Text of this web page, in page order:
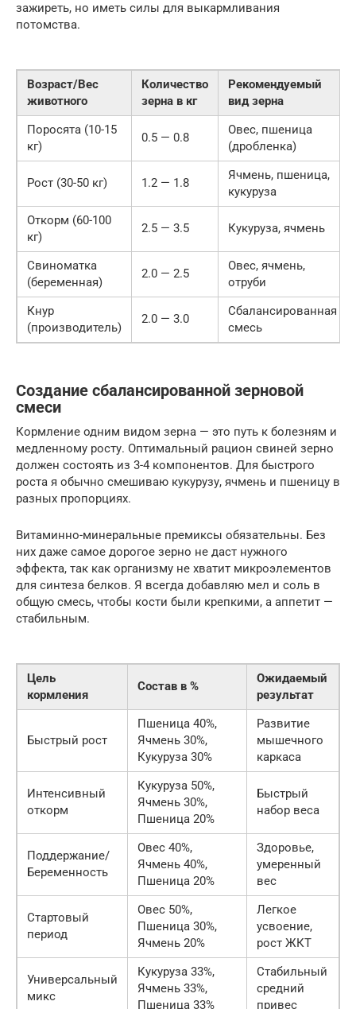
зажиреть, но иметь силы для выкармливания
потомства.
Возраст/Вес
животного
Количество
зерна в кг
Рекомендуемый
вид зерна
Поросята (10-15
кг)
0.5 — 0.8
Овес, пшеница
(дробленка)
Рост (30-50 кг) 1.2 — 1.8
Ячмень, пшеница,
кукуруза
Откорм (60-100
кг)
2.5 — 3.5 Кукуруза, ячмень
Свиноматка
(беременная)
2.0 — 2.5
Овес, ячмень,
отруби
Кнур
(производитель)
2.0 — 3.0
Сбалансированная
смесь
Создание сбалансированной зерновой
смеси
Кормление одним видом зерна — это путь к болезням и
медленному росту. Оптимальный рацион свиней зерно
должен состоять из 3-4 компонентов. Для быстрого
роста я обычно смешиваю кукурузу, ячмень и пшеницу в
разных пропорциях.
Витаминно-минеральные премиксы обязательны. Без
них даже самое дорогое зерно не даст нужного
эффекта, так как организму не хватит микроэлементов
для синтеза белков. Я всегда добавляю мел и соль в
общую смесь, чтобы кости были крепкими, а аппетит —
стабильным.
Цель
кормления
Состав в %
Ожидаемый
результат
Быстрый рост
Пшеница 40%,
Ячмень 30%,
Кукуруза 30%
Развитие
мышечного
каркаса
Интенсивный
откорм
Кукуруза 50%,
Ячмень 30%,
Пшеница 20%
Быстрый
набор веса
Поддержание/
Беременность
Овес 40%,
Ячмень 40%,
Пшеница 20%
Здоровье,
умеренный
вес
Стартовый
период
Овес 50%,
Пшеница 30%,
Ячмень 20%
Легкое
усвоение,
рост ЖКТ
Универсальный
микс
Кукуруза 33%,
Ячмень 33%,
Пшеница 33%
Стабильный
средний
привес